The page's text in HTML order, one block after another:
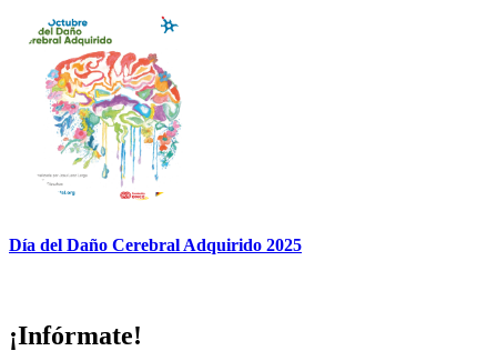
Día del Daño Cerebral Adquirido 2025
¡Infórmate!